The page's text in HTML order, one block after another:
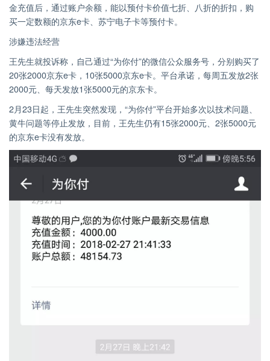
金充值后，通过账户余额，能以预付卡价值七折、八折的折扣，购
买一定数额的京东e卡、苏宁电子卡等预付卡。
涉嫌违法经营
王先生就投诉称，自己通过“为你付”的微信公众服务号，分别购买了
20张2000京东e卡，10张5000京东e卡。平台承诺，每周五发放2张
2000元、每天发放1张5000元的京东卡。
2月23日起，王先生突然发现，“为你付”平台开始多次以技术问题、
黄牛问题等停止发放，目前，王先生仍有15张2000元、2张5000元
的京东e卡没有发放。